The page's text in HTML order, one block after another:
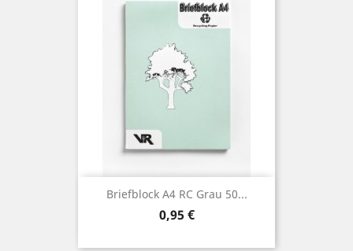
Briefblock A4 RC Grau 50...
Preis
0,95 €